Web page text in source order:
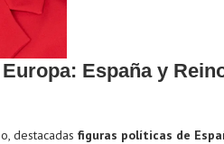
España y
destacadas figuras políticas de